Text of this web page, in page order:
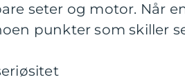
seter og motor. Når
punkter som skiller